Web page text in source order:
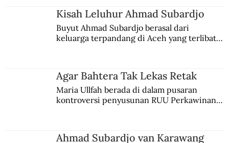
Kisah Leluhur Ahmad Subardjo
Buyut Ahmad Subardjo berasal dari
keluarga terpandang di Aceh yang terlibat
Agar Bahtera Tak Lekas Retak
Maria Ullfah berada di dalam pusaran
kontroversi penyusunan RUU Perkawinan.
Ahmad Subardjo van Karawang